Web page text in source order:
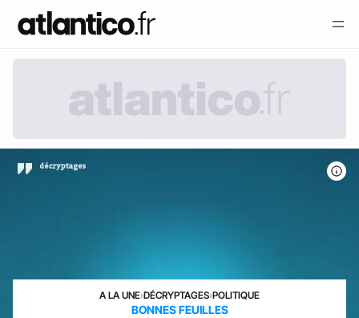
A LA UNE›DÉCRYPTAGES›POLITIQUE
BONNES FEUILLES